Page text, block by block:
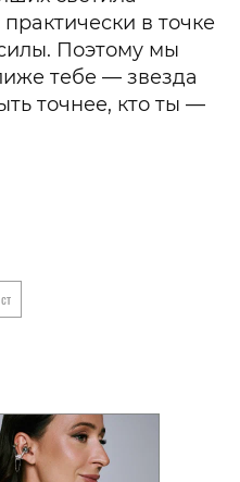
в точке
Поэтому мы
тебе — звезда
точнее, кто ты —